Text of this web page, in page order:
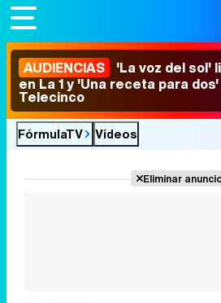
AUDIENCIAS 'La voz del sol'
en La 1 y 'Una receta para
Telecinco
FórmulaTV Vídeos
Eliminar